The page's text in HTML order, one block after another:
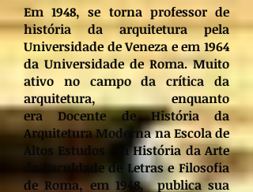
Em 1948, se torna professor de
história da arquitetura pela
Universidade de Veneza e em 1964
da Universidade de Roma. Muito
ativo no campo da crítica da
arquitetura, enquanto
eraDocente de História da
Arquitetura Moderna na Escola de
Altos Estudos em História da Arte
da Faculdade de Letras e Filosofia
de Roma,em 1948, publica sua